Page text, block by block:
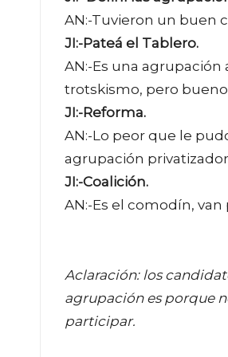
AN:-Tuvieron un buen
JI:-Pateá el Tablero.
AN:-Es una agrupación
trotskismo, pero
JI:-Reforma.
AN:-Lo peor que le
agrupación
JI:-Coalición.
AN:-Es el comodín,
Aclaración: los
agrupación es porque
participar.